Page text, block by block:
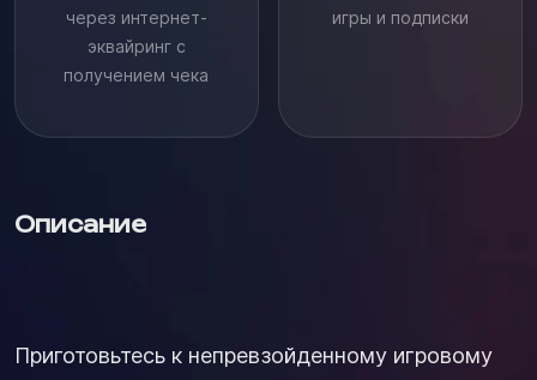
через интернет-
эквайринг с
получением чека
игры и подписки
Описание
Приготовьтесь к непревзойденному игровому